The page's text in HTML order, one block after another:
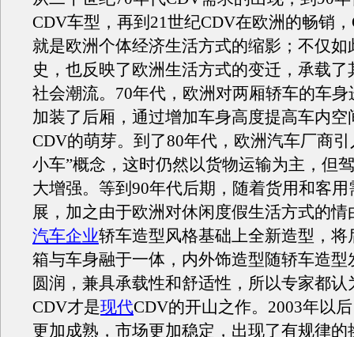
CDV车型，再到21世纪CDV在欧洲的畅销
就是欧洲个体经济生活方式的缩影；不仅如
史，也反映了欧洲生活方式的变迁，承载了
社会潮流。70年代，欧洲对两厢轿车的车
加装了后厢，通过增加车身高度提高车内空
CDV的萌芽。到了80年代，欧洲汽车厂商引
小车”概念，这时仍然以货物运输为主，但
大增强。等到90年代后期，随着货用和客
展，加之由于欧洲对休闲度假生活方式的情
汽车企业轿车造型风格基础上全新造型，将
箱与车身融于一体，内外饰造型随轿车造型
圆润，兼具承载性和舒适性，所以专家都认
CDV才是现代CDV的开山之作。2003年以
更加成熟，市场更加稳定，出现了有规律的